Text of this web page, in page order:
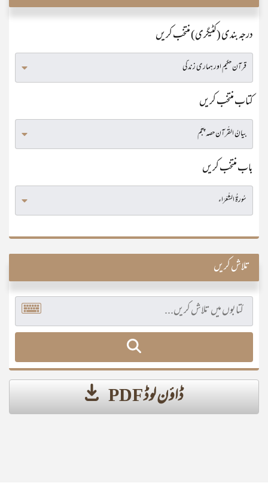
درجہ بندی (کٹیگری) منتخب کریں
کتاب منتخب کریں
باب منتخب کریں
تلاش کریں
ڈاؤن لوڈ PDF